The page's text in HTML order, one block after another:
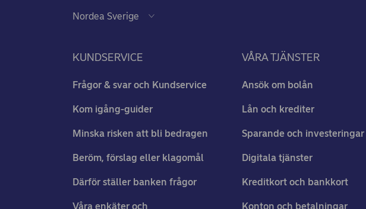
KUNDSERVICE
Frågor & svar och Kundservice
Kom igång-guider
Minska risken att bli bedragen
Beröm, förslag eller klagomål
Därför ställer banken frågor
Våra enkäter och
VÅRA TJÄNSTER
Ansök om bolån
Lån och krediter
Sparande och investeringar
Digitala tjänster
Kreditkort och bankkort
Konton och betalningar